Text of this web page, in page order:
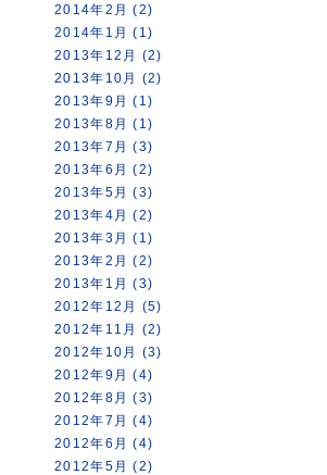
2014年2月 (2)
2014年1月 (1)
2013年12月 (2)
2013年10月 (2)
2013年9月 (1)
2013年8月 (1)
2013年7月 (3)
2013年6月 (2)
2013年5月 (3)
2013年4月 (2)
2013年3月 (1)
2013年2月 (2)
2013年1月 (3)
2012年12月 (5)
2012年11月 (2)
2012年10月 (3)
2012年9月 (4)
2012年8月 (3)
2012年7月 (4)
2012年6月 (4)
2012年5月 (2)